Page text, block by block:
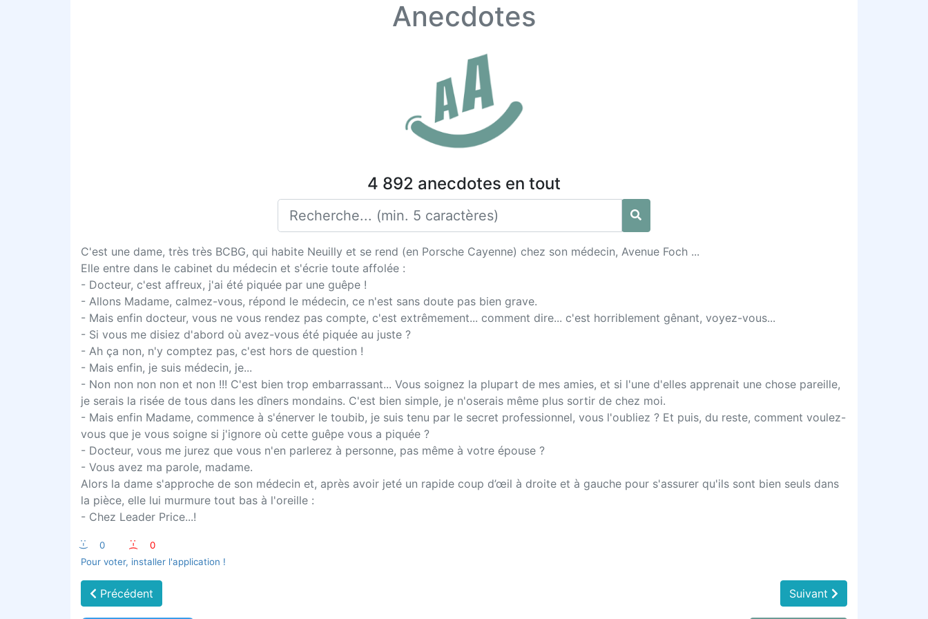
Anecdotes
4 892 anecdotes en tout
C'est une dame, très très BCBG, qui habite Neuilly et se rend (en Porsche Cayenne) chez son médecin, Avenue Foch ...
Elle entre dans le cabinet du médecin et s'écrie toute affolée :
- Docteur, c'est affreux, j'ai été piquée par une guêpe !
- Allons Madame, calmez-vous, répond le médecin, ce n'est sans doute pas bien grave.
- Mais enfin docteur, vous ne vous rendez pas compte, c'est extrêmement... comment dire... c'est horriblement gênant, voyez-vous...
- Si vous me disiez d'abord où avez-vous été piquée au juste ?
- Ah ça non, n'y comptez pas, c'est hors de question !
- Mais enfin, je suis médecin, je...
- Non non non non et non !!! C'est bien trop embarrassant... Vous soignez la plupart de mes amies, et si l'une d'elles apprenait une chose pareille,
je serais la risée de tous dans les dîners mondains. C'est bien simple, je n'oserais même plus sortir de chez moi.
- Mais enfin Madame, commence à s'énerver le toubib, je suis tenu par le secret professionnel, vous l'oubliez ? Et puis, du reste, comment voulez-
vous que je vous soigne si j'ignore où cette guêpe vous a piquée ?
- Docteur, vous me jurez que vous n'en parlerez à personne, pas même à votre épouse ?
- Vous avez ma parole, madame.
Alors la dame s'approche de son médecin et, après avoir jeté un rapide coup d’œil à droite et à gauche pour s'assurer qu'ils sont bien seuls dans
la pièce, elle lui murmure tout bas à l'oreille :
- Chez Leader Price...!
:-) 0 :-(
0
Pour voter, installer l'application !
Précédent Suivant